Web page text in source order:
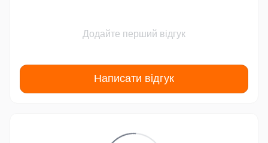
Додайте перший відгук
Написати відгук